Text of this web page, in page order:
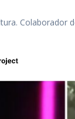
Colaborador